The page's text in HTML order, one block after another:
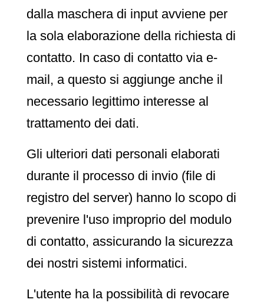
dalla maschera di input avviene per
la sola elaborazione della richiesta di
contatto. In caso di contatto via e-
mail, a questo si aggiunge anche il
necessario legittimo interesse al
trattamento dei dati.
Gli ulteriori dati personali elaborati
durante il processo di invio (file di
registro del server) hanno lo scopo di
prevenire l'uso improprio del modulo
di contatto, assicurando la sicurezza
dei nostri sistemi informatici.
L'utente ha la possibilità di revocare